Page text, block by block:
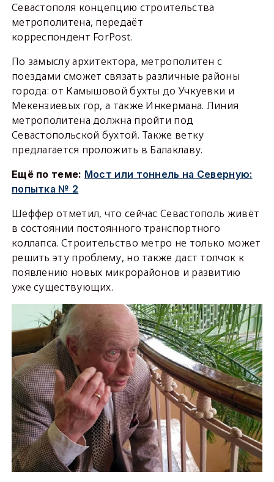
Севастополя концепцию строительства
метрополитена, передаёт
корреспондент ForPost.
По замыслу архитектора, метрополитен с
поездами сможет связать различные районы
города: от Камышовой бухты до Учкуевки и
Мекензиевых гор, а также Инкермана. Линия
метрополитена должна пройти под
Севастопольской бухтой. Также ветку
предлагается проложить в Балаклаву.
Ещё по теме: Мост или тоннель на Северную:
попытка № 2
Шеффер отметил, что сейчас Севастополь живёт
в состоянии постоянного транспортного
коллапса. Строительство метро не только может
решить эту проблему, но также даст толчок к
появлению новых микрорайонов и развитию
уже существующих.